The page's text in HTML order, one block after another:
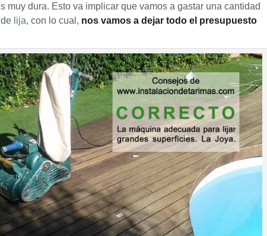
muy dura. Esto va implicar que vamos a gastar una cantidad
lija, con lo cual, nos vamos a dejar todo el presupuesto